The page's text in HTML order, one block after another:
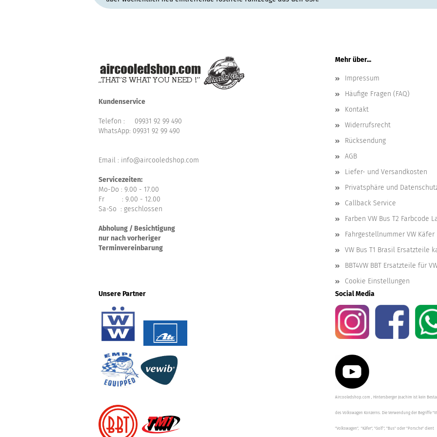
Kundenservice
Telefon : 09931 92 99 490
WhatsApp: 09931 92 99 490
Email : info@aircooledshop.com
Servicezeiten:
Mo-Do : 9.00 - 17.00
Fr : 9.00 - 12.00
Sa-So : geschlossen
Abholung / Besichtigung
nur nach vorheriger
Terminvereinbarung
Mehr über...
Impressum
Häufige Fragen (FAQ)
Kontakt
Widerrufsrecht
Rücksendung
AGB
Liefer- und Versandkosten
Privatsphäre und
Callback Service
Farben VW Bus T2 Farbcode
Fahrgestellnummer VW Käfer
VW Bus T1 Brasil Ersatzteile
BBT4VW BBT Ersatzteile für
Cookie Einstellungen
Unsere Partner
Social Media
Aircooledshop.com , Hintersberger Joachim ist kein
des Volkswagen Konzerns. Die Verwendung der Begriffe
"Volkswagen", "Käfer", "Golf", "Bus" oder "Porsche" dient